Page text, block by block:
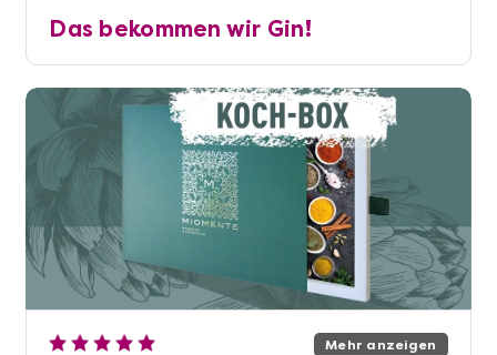
Das bekommen wir Gin!
Mehr anzeigen